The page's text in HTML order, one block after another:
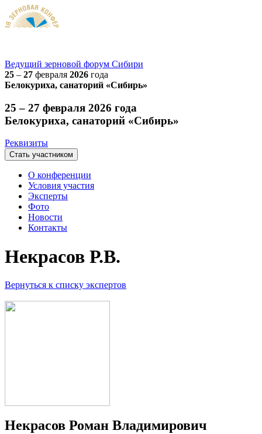
Ведущий зерновой форум Сибири
25 – 27 февраля 2026 года
Белокуриха, санаторий «Сибирь»
25 – 27 февраля 2026 года
Белокуриха, санаторий «Сибирь»
Реквизиты
Стать участником
О конференции
Условия участия
Эксперты
Фото
Новости
Контакты
Некрасов Р.В.
Вернуться к списку экспертов
Некрасов Роман Владимирович